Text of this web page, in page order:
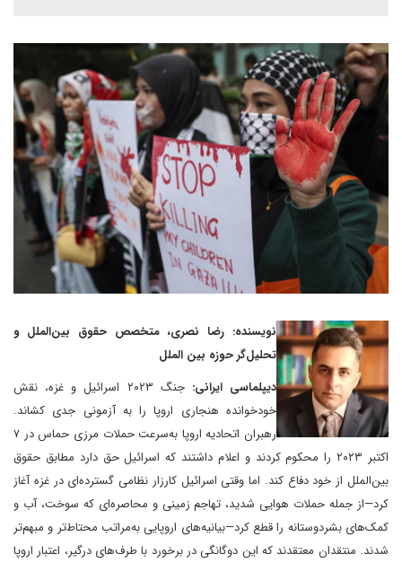
نویسنده: رضا نصری، متخصص حقوق بین‌الملل و
تحلیل‌گر حوزه بین الملل
دیپلماسی ایرانی:
جنگ ۲۰۲۳ اسرائیل و غزه، نقش
خودخوانده هنجاری اروپا را به آزمونی جدی کشاند.
رهبران اتحادیه اروپا به‌سرعت حملات مرزی حماس در ۷
اکتبر ۲۰۲۳ را محکوم کردند و اعلام داشتند که اسرائیل حق دارد مطابق حقوق
بین‌الملل از خود دفاع کند. اما وقتی اسرائیل کارزار نظامی گسترده‌ای در غزه آغاز
کرد—از جمله حملات هوایی شدید، تهاجم زمینی و محاصره‌ای که سوخت، آب و
کمک‌های بشردوستانه را قطع کرد—بیانیه‌های اروپایی به‌مراتب محتاط‌تر و مبهم‌تر
شدند. منتقدان معتقدند که این دوگانگی در برخورد با طرف‌های درگیر، اعتبار اروپا